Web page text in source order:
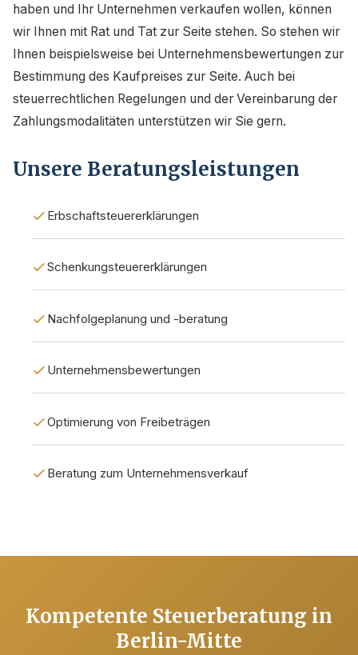
haben und Ihr Unternehmen verkaufen wollen, können
wir Ihnen mit Rat und Tat zur Seite stehen. So stehen wir
Ihnen beispielsweise bei Unternehmensbewertungen zur
Bestimmung des Kaufpreises zur Seite. Auch bei
steuerrechtlichen Regelungen und der Vereinbarung der
Zahlungsmodalitäten unterstützen wir Sie gern.
Unsere Beratungsleistungen
Erbschaftsteuererklärungen
Schenkungsteuererklärungen
Nachfolgeplanung und -beratung
Unternehmensbewertungen
Optimierung von Freibeträgen
Beratung zum Unternehmensverkauf
Kompetente Steuerberatung in
Berlin-Mitte